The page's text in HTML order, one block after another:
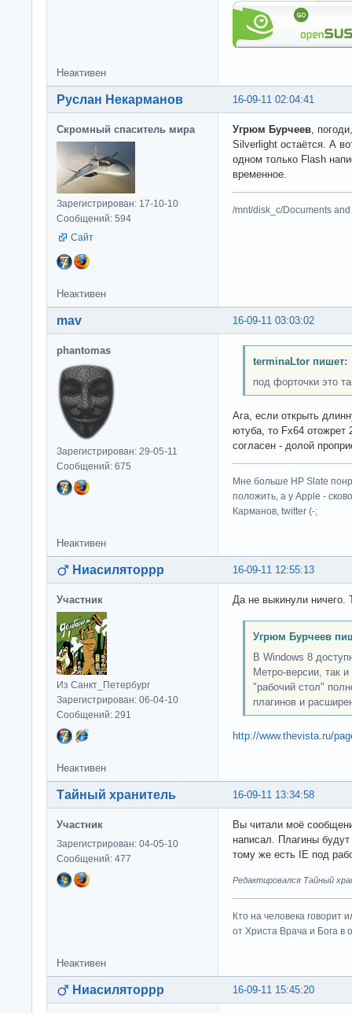
Неактивен
16-09-11 02:04:41
Руслан Некарманов
Скромный спаситель мира
Зарегистрирован: 17-10-10
Сообщений: 594
Сайт
Угрюм Бурчеев,
Silverlight остаётся. А
одном только Flash
временное.
/mnt/disk_c/Documents
Неактивен
16-09-11 03:03:02
mav
phantomas
Зарегистрирован: 29-05-11
Сообщений: 675
terminaLtor пишет:
под форточки это
Ага, если открыть
ютуба, то Fx64 отожрет
согласен - долой
Мне больше HP Slate
положить, а у Apple -
Карманов, twitter (-;
Неактивен
16-09-11 12:55:13
Ниасиляторрр
Участник
Из Санкт_Петербург
Зарегистрирован: 06-04-10
Сообщений: 291
Да не выкинули ничего.
Угрюм Бурчеев
В Windows 8
Метро-версии, так
"рабочий стол"
плагинов и
http://www.thevista.ru/
Неактивен
16-09-11 13:34:58
Тайный хранитель
Участник
Зарегистрирован: 04-05-10
Сообщений: 477
Вы читали моё
написал. Плагины
тому же есть IE под
Редактировался Тайный
Кто на человека говорит
от Христа Врача и Бога в
Неактивен
16-09-11 15:45:20
Ниасиляторрр